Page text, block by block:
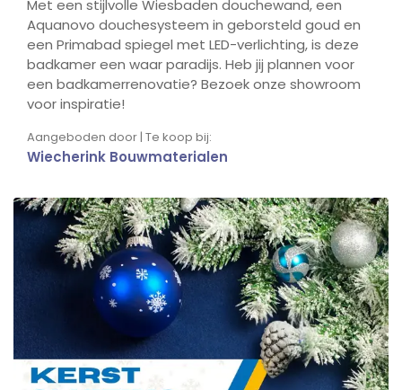
Met een stijlvolle Wiesbaden douchewand, een
Aquanovo douchesysteem in geborsteld goud en
een Primabad spiegel met LED-verlichting, is deze
badkamer een waar paradijs. Heb jij plannen voor
een badkamerrenovatie? Bezoek onze showroom
voor inspiratie!
Aangeboden door | Te koop bij:
Wiecherink Bouwmaterialen